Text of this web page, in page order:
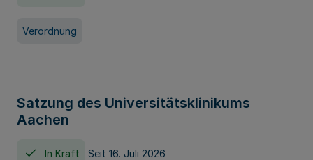
Verordnung
Satzung des Universitätsklinikums
Aachen
In Kraft Seit 16. Juli 2026